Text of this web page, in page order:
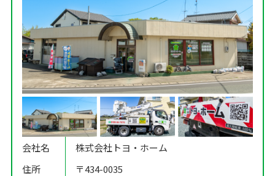
会社名
株式会社トヨ・ホーム
住所
〒434-0035